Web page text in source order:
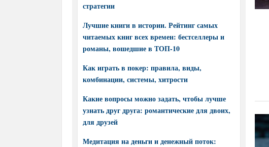
стратегии
Лучшие книги в истории. Рейтинг самых
читаемых книг всех времен: бестселлеры и
романы, вошедшие в ТОП-10
Как играть в покер: правила, виды,
комбинации, системы, хитрости
Какие вопросы можно задать, чтобы лучше
узнать друг друга: романтические для двоих,
для друзей
Медитация на деньги и денежный поток: